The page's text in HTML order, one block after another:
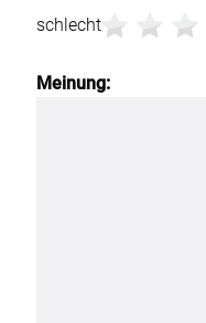
schlecht
Meinung: